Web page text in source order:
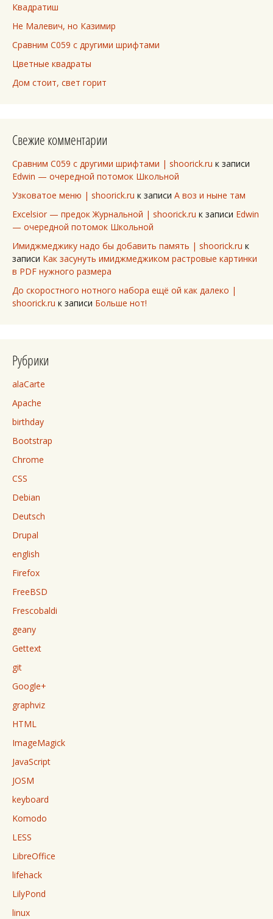
Квадратиш
Не Малевич, но Казимир
Сравним C059 с другими шрифтами
Цветные квадраты
Дом стоит, свет горит
Свежие комментарии
Сравним C059 с другими шрифтами | shoorick.ru к записи
Edwin — очередной потомок Школьной
Узковатое меню | shoorick.ru к записи А воз и ныне там
Excelsior — предок Журнальной | shoorick.ru к записи Edwin
— очередной потомок Школьной
Имиджмеджику надо бы добавить память | shoorick.ru к
записи Как засунуть имиджмеджиком растровые картинки
в PDF нужного размера
До скоростного нотного набора ещё ой как далеко |
shoorick.ru к записи Больше нот!
Рубрики
alaCarte
Apache
birthday
Bootstrap
Chrome
CSS
Debian
Deutsch
Drupal
english
Firefox
FreeBSD
Frescobaldi
geany
Gettext
git
Google+
graphviz
HTML
ImageMagick
JavaScript
JOSM
keyboard
Komodo
LESS
LibreOffice
lifehack
LilyPond
linux